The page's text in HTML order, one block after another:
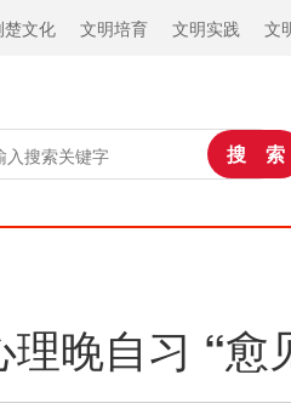
楚文化 文明培育 文明实践 文
晚自习 “